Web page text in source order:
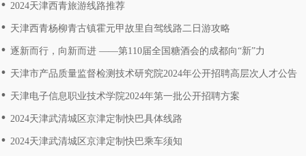
2024天津西青旅游线路推荐
天津西青杨柳青古镇霍元甲故里自驾线路二日游攻略
逐新而行，向新而进 ――第110届全国糖酒会的成都向“新”力
天津市产品质量监督检测技术研究院2024年公开招聘高层次人才公告
天津电子信息职业技术学院2024年第一批公开招聘方案
2024天津武清城区京津定制快巴具体线路
2024天津武清城区京津定制快巴乘车须知